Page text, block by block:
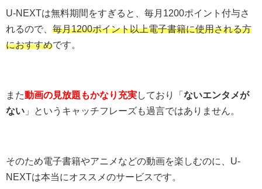
U-NEXTは無料期間をすぎると、毎月1200ポイント付与さ
れるので、 毎月1200ポイント以上電子書籍に使用される方
におすすめです。
また動画の見放題もかなり充実しており「 ないエンタメが
ない 」というキャッチフレーズも過言ではありません。
そのため電子書籍やアニメなどの動画を楽しむのに、U-
NEXTは本当にオススメのサービスです。